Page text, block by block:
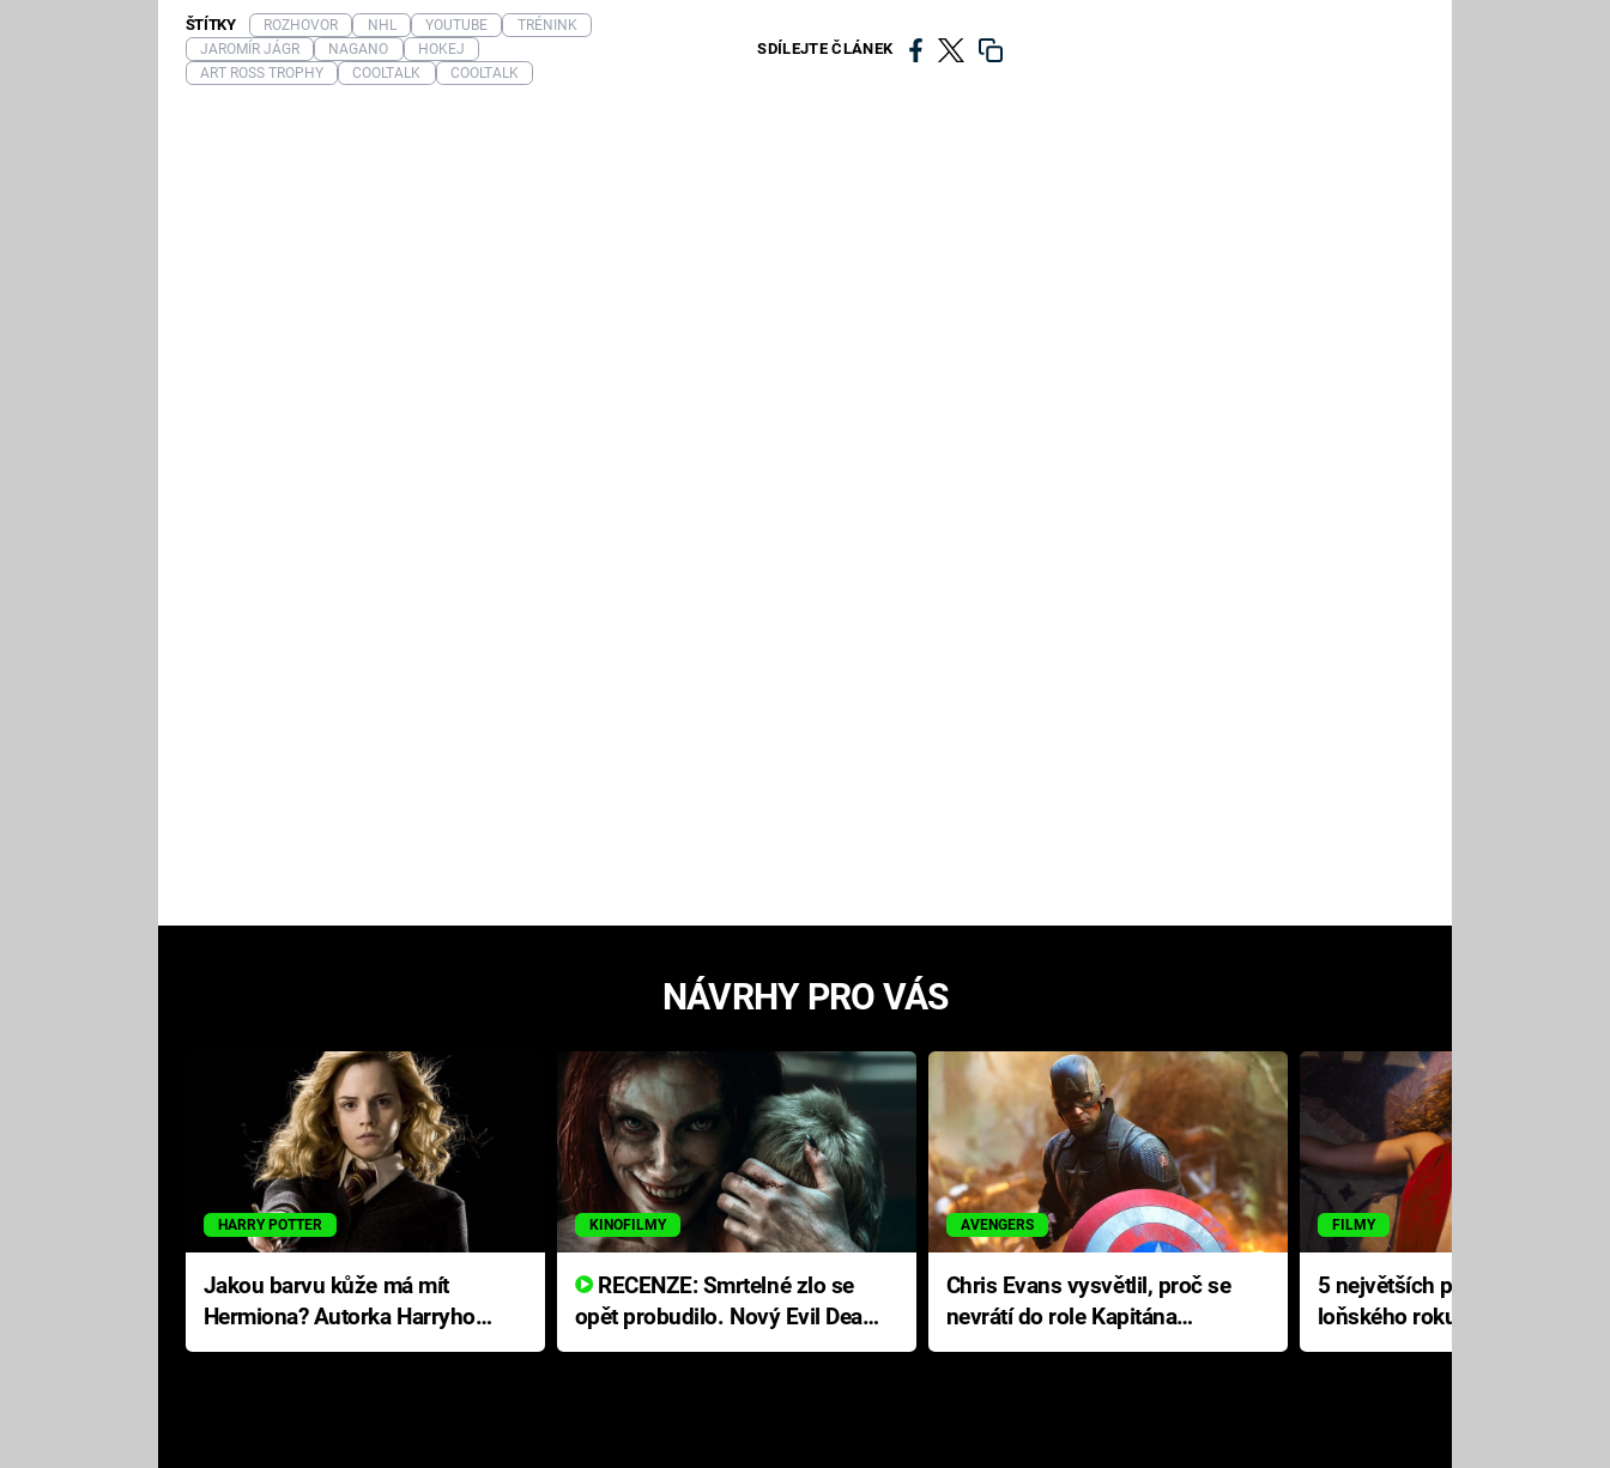
SDÍLEJTE ČLÁNEK
ŠTÍTKY ROZHOVOR NHL YOUTUBE
TRÉNINK
JAROMÍR JÁGR
NAGANO
HOKEJ
ART ROSS TROPHY
COOLTALK COOLTALK
NÁVRHY PRO VÁS
HARRY POTTER
Jakou barvu kůže má mít
Hermiona? Autorka Harryho
Pottera přišla s ráznou
KINOFILMY
RECENZE: Smrtelné zlo se
opět probudilo. Nový Evil Dead
přichází s neodolatelnou
AVENGERS
Chris Evans vysvětlil, proč se
nevrátí do role Kapitána
Ameriky
FILMY
5 největších propadáků
loňského roku: Disney na
jediné katastrofě prodělal 200